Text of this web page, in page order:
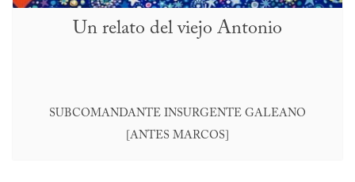
Un relato del viejo Antonio
SUBCOMANDANTE INSURGENTE GALEANO
[ANTES MARCOS]